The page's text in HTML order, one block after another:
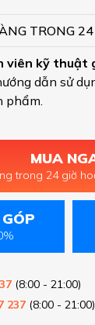
TRONG 24
viên kỹ thuật
dẫn sử
phẩm.
MUA
trong 24 giờ
(8:00 - 21:00)
237 (8:00 - 21:00)